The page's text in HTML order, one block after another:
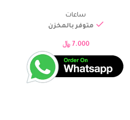
ساعات
متوفر بالمخزن
7.000 ﷼